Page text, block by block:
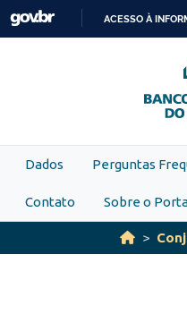
Skip to main content
ACESSO À
Dados Perguntas
Contato Sobre o